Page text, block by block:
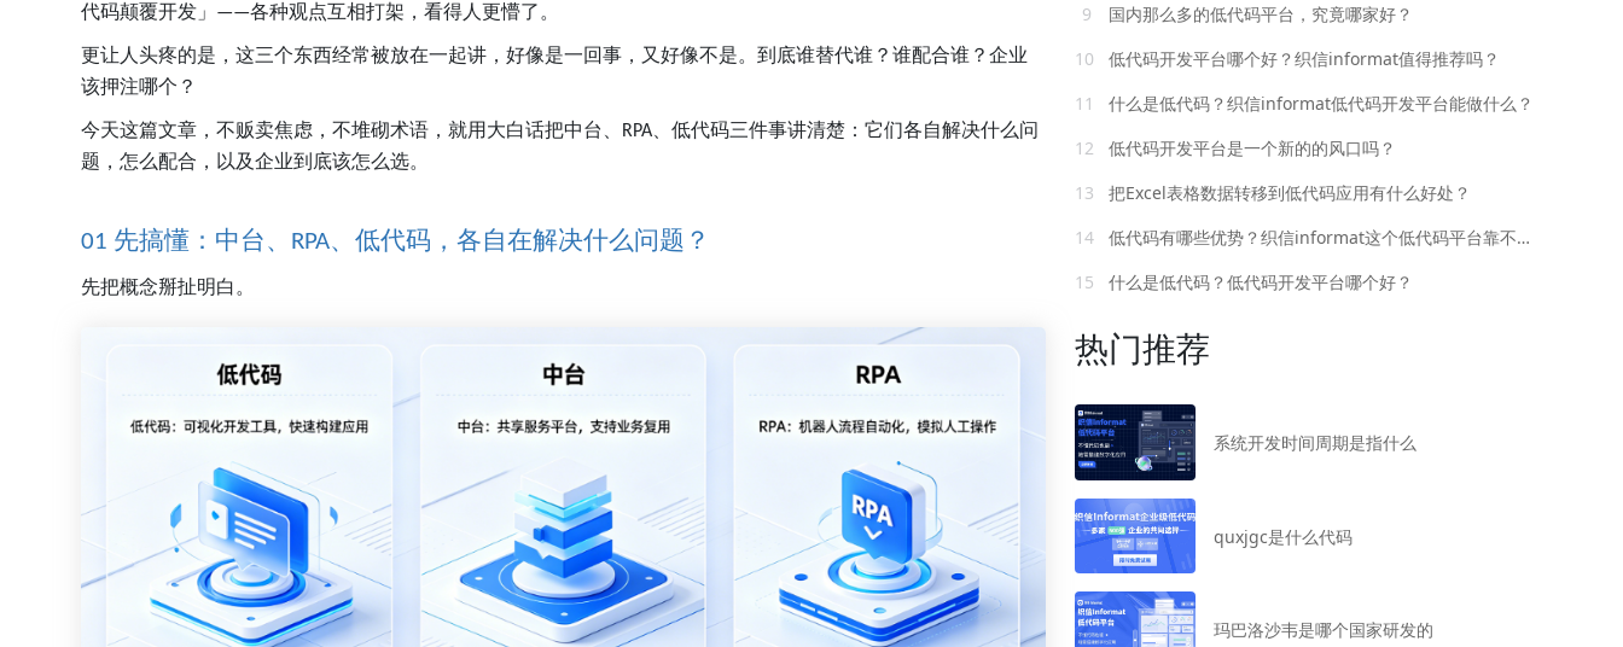
代码颠覆开发」 ——各种观点互相打架，看得人更懵了。
更让人头疼的是，这三个东西经常被放在一起讲，好像是一回事，又好像不是。到底谁替代谁？谁配合谁？企业
该押注哪个？
今天这篇文章，不贩卖焦虑，不堆砌术语，就用大白话把中台、 RPA 、低代码三件事讲清楚：它们各自解决什么问
题，怎么配合，以及企业到底该怎么选。
01 先搞懂：中台、 RPA、低代码，各自在解决什么问题？
先把概念掰扯明白。
9
国内那么多的低代码平台，究竟哪家好？
10
低代码开发平台哪个好？织信informat值得推荐吗？
11
什么是低代码？织信informat低代码开发平台能做什么？
12
低代码开发平台是一个新的的风口吗？
13
把Excel表格数据转移到低代码应用有什么好处？
14
低代码有哪些优势？织信informat这个低代码平台靠不靠谱？
15
什么是低代码？低代码开发平台哪个好？
热门推荐
系统开发时间周期是指什么
quxjgc是什么代码
玛巴洛沙韦是哪个国家研发的